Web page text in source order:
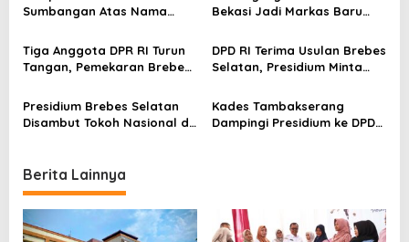
g
t
o
n
Sumbangan Atas Nama
Bekasi Jadi Markas Baru
Sumbangan Pengusaha Asal
Bumiayu
Tiga Anggota DPR RI Turun
Tangan, Pemekaran Brebes
DPD RI Terima Usulan Brebes
Selatan, Presidium Minta
Adakan Paripurna
Presidium Brebes Selatan
Disambut Tokoh Nasional di
Kades Tambakserang
Dampingi Presidium ke DPD
Berita Lainnya